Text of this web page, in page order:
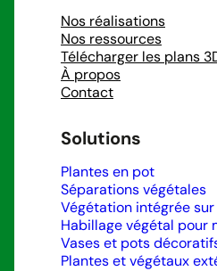
Nos réalisations
Nos ressources
Télécharger les plans
À propos
Contact
Solutions
Plantes en pot
Séparations végétales
Végétation intégrée
Habillage végétal pour
Vases et pots
Plantes et végétaux